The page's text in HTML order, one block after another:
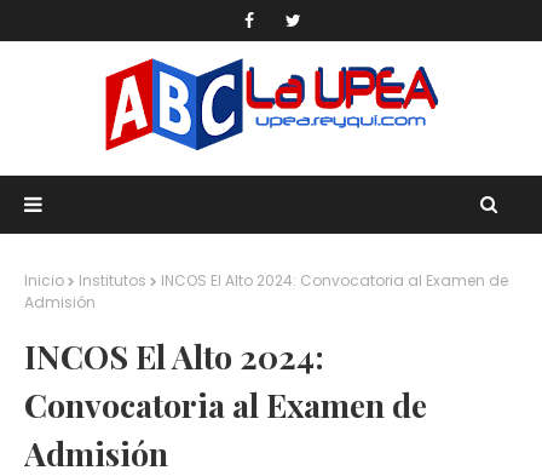
Inicio Institutos
INCOS El Alto 2024: Convocatoria al Examen de
Admisión
INCOS El Alto 2024:
Convocatoria al Examen de
Admisión